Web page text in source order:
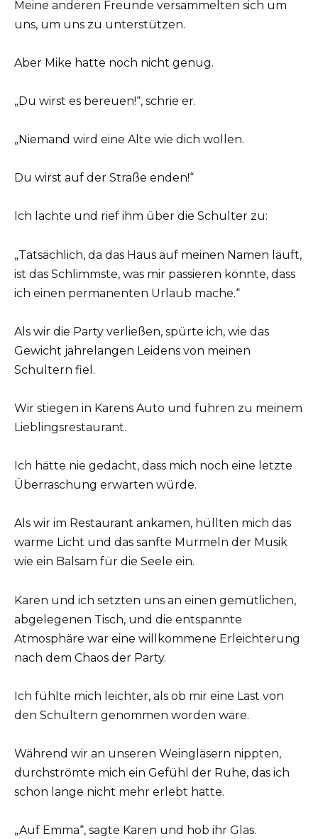
Meine anderen Freunde versammelten sich um
uns, um uns zu unterstützen.
Aber Mike hatte noch nicht genug.
„Du wirst es bereuen!“, schrie er.
„Niemand wird eine Alte wie dich wollen.
Du wirst auf der Straße enden!“
Ich lachte und rief ihm über die Schulter zu:
„Tatsächlich, da das Haus auf meinen Namen läuft,
ist das Schlimmste, was mir passieren könnte, dass
ich einen permanenten Urlaub mache.“
Als wir die Party verließen, spürte ich, wie das
Gewicht jahrelangen Leidens von meinen
Schultern fiel.
Wir stiegen in Karens Auto und fuhren zu meinem
Lieblingsrestaurant.
Ich hätte nie gedacht, dass mich noch eine letzte
Überraschung erwarten würde.
Als wir im Restaurant ankamen, hüllten mich das
warme Licht und das sanfte Murmeln der Musik
wie ein Balsam für die Seele ein.
Karen und ich setzten uns an einen gemütlichen,
abgelegenen Tisch, und die entspannte
Atmosphäre war eine willkommene Erleichterung
nach dem Chaos der Party.
Ich fühlte mich leichter, als ob mir eine Last von
den Schultern genommen worden wäre.
Während wir an unseren Weingläsern nippten,
durchströmte mich ein Gefühl der Ruhe, das ich
schon lange nicht mehr erlebt hatte.
„Auf Emma“, sagte Karen und hob ihr Glas.